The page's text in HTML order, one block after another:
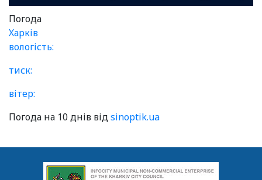
Погода
Харків
вологість:
тиск:
вітер:
Погода на 10 днів відsinoptik.ua